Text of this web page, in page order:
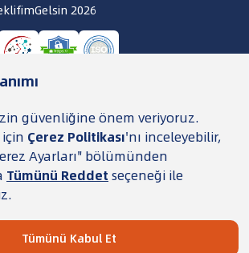
2026
Gizlilik Politikası ve KVKK
Politikası
Şeffaflık Metni
ürünleri karşılaştırıp
iletmenize yardımcı olan bir
nihai onay, sözleşme adımları ve